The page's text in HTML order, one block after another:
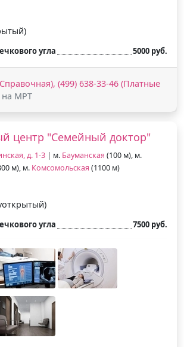
угла 5000 руб.
(499) 638-33-46 (Платные
на МРТ
центр "Семейный доктор"
д. 1-3 | м. Бауманская (100 м), м.
м), м. Комсомольская (1100 м)
угла 7500 руб.